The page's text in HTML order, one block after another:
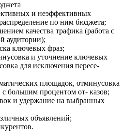
и неэффективных
по ним бюджета;
качества трафика (работа с
аудитории);
ключевых фраз;
и уточнение ключевых
для исключения пересе-
площадок, отминусовка
с большим процентом от- казов;
и удержание на выбранных
объявлений;